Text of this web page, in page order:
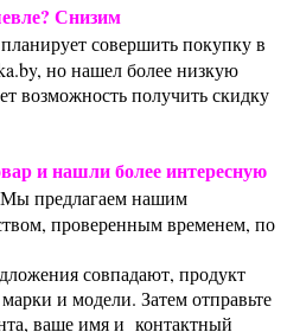
Снизим
совершить покупку в
но нашел более низкую
возможность получить скидку
и нашли более интересную
Мы предлагаем нашим
проверенным временем, по
совпадают, продукт
и модели. Затем отправьте
ваше имя и контактный